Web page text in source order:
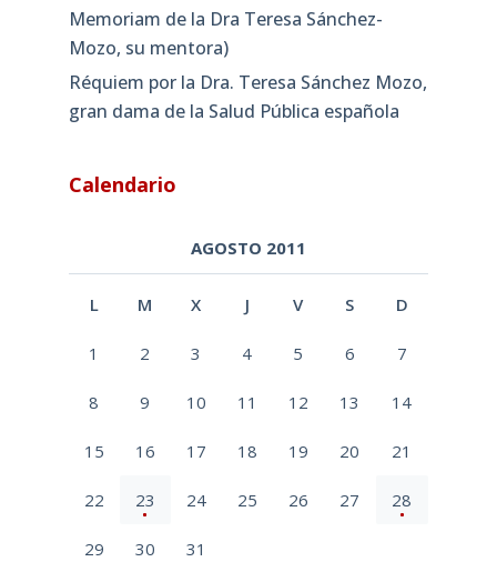
Memoriam de la Dra Teresa Sánchez-
Mozo, su mentora)
Réquiem por la Dra. Teresa Sánchez Mozo,
gran dama de la Salud Pública española
Calendario
AGOSTO 2011
L M X J V S D
1 2 3 4 5 6 7
8 9 10 11 12 13 14
15 16 17 18 19 20 21
22 23 24 25 26 27 28
29 30 31